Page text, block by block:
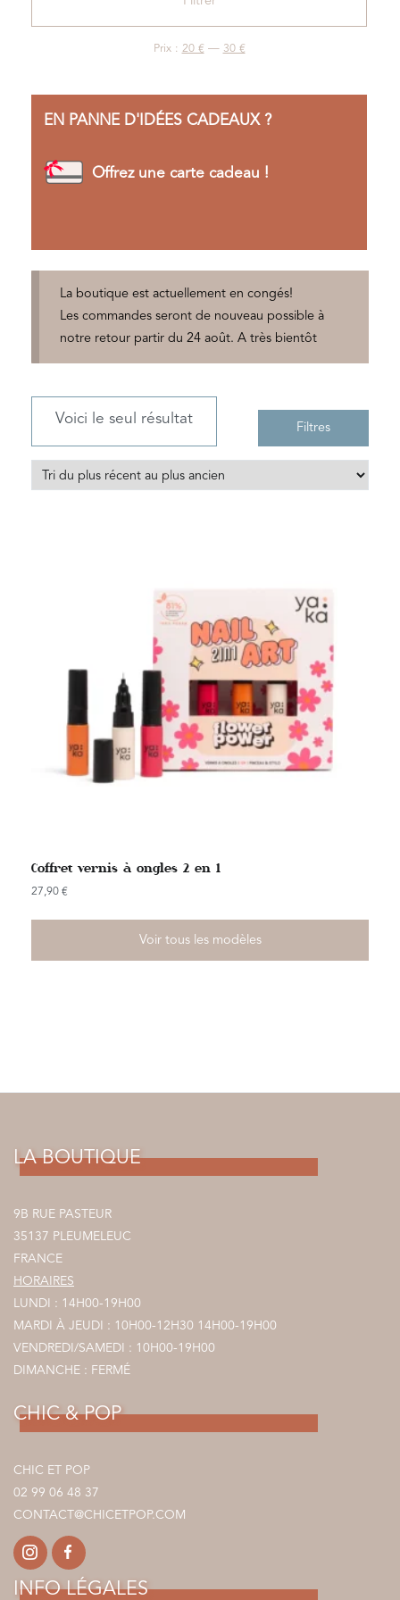
Prix : 20 € — 30 €
EN PANNE D'IDÉES CADEAUX ?
Offrez une carte cadeau !
La boutique est actuellement en congés!
Les commandes seront de nouveau possible à
notre retour partir du 24 août. A très bientôt
Voici le seul résultat
Filtres
Coffret vernis à ongles 2 en 1
27,90 €
Voir tous les modèles
LA BOUTIQUE
9B RUE PASTEUR
35137 PLEUMELEUC
FRANCE
HORAIRES
LUNDI : 14H00-19H00
MARDI À JEUDI : 10H00-12H30 14H00-19H00
VENDREDI/SAMEDI : 10H00-19H00
DIMANCHE : FERMÉ
CHIC & POP
CHIC ET POP
02 99 06 48 37
CONTACT@CHICETPOP.COM
INFO LÉGALES